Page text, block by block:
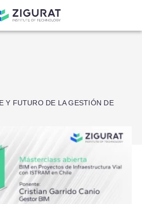
Y FUTURO DE LA GESTIÓN DE